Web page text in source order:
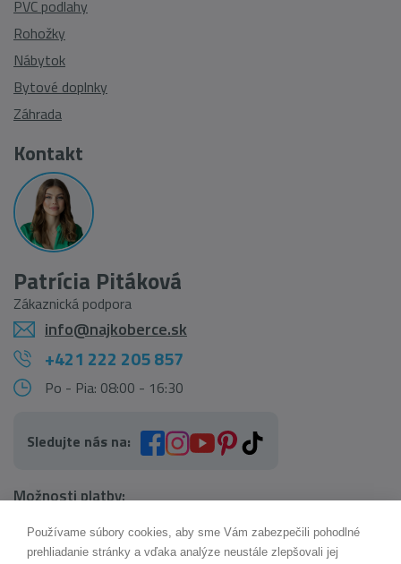
PVC podlahy
Rohožky
Nábytok
Bytové doplnky
Záhrada
Kontakt
Patrícia Pitáková
Zákaznická podpora
info@najkoberce.sk
+421 222 205 857
Po - Pia: 08:00 - 16:30
Sledujte nás na:
Možnosti platby:
Používame súbory cookies, aby sme Vám zabezpečili pohodlné
prehliadanie stránky a vďaka analýze neustále zlepšovali jej
AI pomocník Maxík
Online